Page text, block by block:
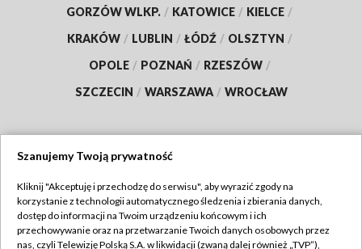
GORZÓW WLKP. / KATOWICE / KIELCE /
KRAKÓW / LUBLIN / ŁÓDŹ / OLSZTYN /
OPOLE / POZNAŃ / RZESZÓW /
SZCZECIN / WARSZAWA / WROCŁAW
TVP
Abonament TVP
Regulamin TVP
Szanujemy Twoją prywatność
Kliknij "Akceptuję i przechodzę do serwisu", aby wyrazić zgody na
korzystanie z technologii automatycznego śledzenia i zbierania danych,
dostęp do informacji na Twoim urządzeniu końcowym i ich
przechowywanie oraz na przetwarzanie Twoich danych osobowych przez
nas, czyli Telewizję Polską S.A. w likwidacji (zwaną dalej również „TVP”),